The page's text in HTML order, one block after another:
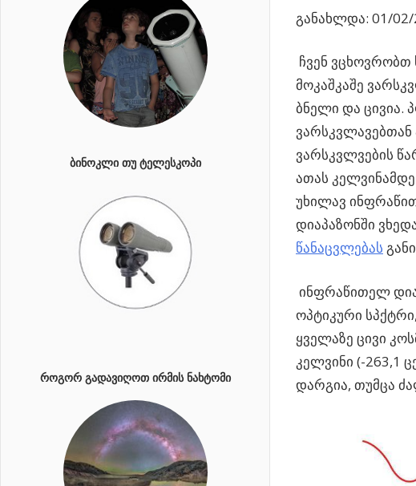
განახლდა: 01/02/
ჩვენ
მოკაშკაშე
ბნელი და ცივია.
ვარსკვლვების
ათას
უხილავ
დიაპაზონში
წანაცვლებას
ინფრაწითელ
ოპტიკური
ყველაზე ცივი
კელვინი (-263,1
დარგია, თუმცა
ᲑᲘᲜᲝᲙᲚᲘ ᲗᲣ ᲢᲔᲚᲔᲡᲙᲝᲞᲘ
ᲠᲝᲒᲝᲠ ᲒᲐᲓᲐᲕᲘᲦᲝᲗ ᲘᲠᲛᲘᲡ ᲜᲐᲮᲢᲝᲛᲘ